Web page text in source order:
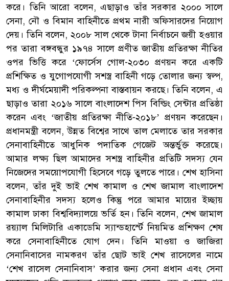
করে। তিনি আরো বলেন, এছাড়াও তাঁর সরকার ২০০০ সালে
সেনা, নৌ ও বিমান বাহিনীতে প্রথম নারী অফিসারদের নিয়োগ
দেয়। তিনি বলেন, ২০০৮ সাল থেকে টানা নির্বাচনে জয়ী হওয়ার
পর তারা বঙ্গবন্ধুর ১৯৭৪ সালে প্রণীত জাতীয় প্রতিরক্ষা নীতির
ওপর ভিত্তি করে ‘ফোর্সেস গোল-২০৩০ প্রণয়ন করে একটি
প্রশিক্ষিত ও যুগোপযোগী সশস্ত্র বাহিনী গড়ে তোলার জন্য স্বল্প,
মধ্য ও দীর্ঘমেয়াদী পরিকল্পনা বাস্তবায়ন করছে। তিনি বলেন, এ
ছাড়াও তারা ২০১৬ সালে বাংলাদেশ পিস বিল্ডিং সেন্টার প্রতিষ্ঠা
করেন এবং ‘জাতীয় প্রতিরক্ষা নীতি-২০১৮’ প্রণয়ন করেছেন।
প্রধানমন্ত্রী বলেন, উন্নত বিশ্বের সাথে তাল মেলাতে তার সরকার
সেনাবাহিনীতে আধুনিক পদাতিক গেজেট অন্তর্ভুক্ত করেছে।
আমার লক্ষ্য ছিল আমাদের সশস্ত্র বাহিনীর প্রতিটি সদস্য যেন
নিজেদের সময়োপযোগী হিসেবে গড়ে তুলতে পারে। শেখ হাসিনা
বলেন, তাঁর দুই ভাই শেখ কামাল ও শেখ জামাল বাংলাদেশ
সেনাবাহিনীর সদস্য হলেও কিন্তু পরে আমার মায়ের ইচ্ছায়
কামাল ঢাকা বিশ্ববিদ্যালয়ে ভর্তি হন। তিনি বলেন, শেখ জামাল
রয়্যাল মিলিটারি একাডেমি স্যান্ডহার্স্টে নিয়মিত প্রশিক্ষণ শেষ
করে সেনাবাহিনীতে যোগ দেন। তিনি মাওয়া ও জাজিরা
সেনানিবাসের নামকরণ তাঁর ছোট ভাই শেখ রাসেলের নামে
‘শেখ রাসেল সেনানিবাস’ করার জন্য সেনা প্রধান এবং সেনা